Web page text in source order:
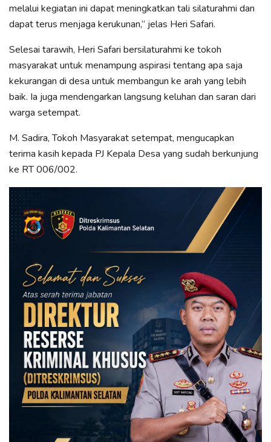
melalui kegiatan ini dapat meningkatkan tali silaturahmi dan
dapat terus menjaga kerukunan,” jelas Heri Safari.
Selesai tarawih, Heri Safari bersilaturahmi ke tokoh
masyarakat untuk menampung aspirasi tentang apa saja
kekurangan di desa untuk membangun ke arah yang lebih
baik. Ia juga mendengarkan langsung keluhan dan saran dari
warga setempat.
M. Sadira, Tokoh Masyarakat setempat, mengucapkan
terima kasih kepada PJ Kepala Desa yang sudah berkunjung
ke RT 006/002.